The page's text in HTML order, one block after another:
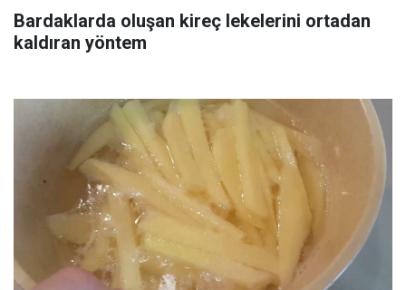
Bardaklarda oluşan kireç lekelerini ortadan
kaldıran yöntem